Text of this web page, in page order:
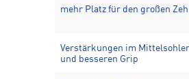
mehr Platz für den großen
Verstärkungen im
und besseren Grip